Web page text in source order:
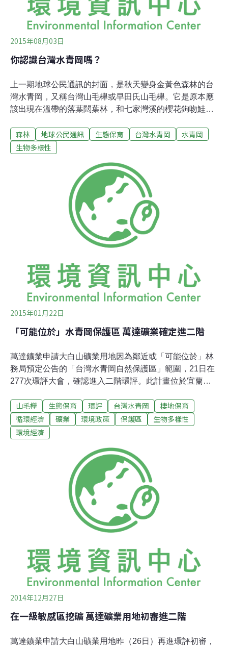
2015年08月03日
你認識台灣水青岡嗎？
上一期地球公民通訊的封面，是秋天變身金黃色森林的台
灣水青岡，又稱台灣山毛櫸或早田氏山毛櫸。它是原本應
該出現在溫帶的落葉闊葉林，和七家灣溪的櫻花鉤吻鮭一
氣溫逐漸暖化，台灣水青岡適合生存的地方越來越少，現
在只剩下東北部的幾個山頭還可以看見它美麗的身影。台
呢？我們先簡單回顧一下台灣島的地質歷史吧！大約在
650萬年前，在菲律賓海板塊與歐亞大陸板塊的推擠下形
成最大規模的造山運動，中央山脈露出海面，台灣島正式
現身；接著菲律賓海板塊向歐亞大陸板塊下方隱沒，台灣
島東北方產生一連串的火山噴發；而台灣島東南方的火山
島經過長途跋涉，大約在50萬年前併入了台灣島，也就是
今天我們的海岸山脈；屆此台灣島的成員大致到齊。在第
至五次的冰河期，每次都有幾十萬年的長度。冰河期
森林 地球公民通訊 生態保育 台灣水青岡
水青岡
生物多樣性
2015年01月22日
「可能位於」水青岡保護區 萬達礦業確定進二階
萬達鑛業申請大白山礦業用地因為鄰近或「可能位於」林
務局預定公告的「台灣水青岡自然保護區」範圍，21日在
277次環評大會，確認進入二階環評。此計畫位於宜蘭縣
地，是既有礦場的延續。但由於其在全國區域計畫列為第
1級環境敏感地區「森林區」、又鄰近或可能將位於行政
院農委會林務局預定公告「台灣水青岡自然保護區」範圍
中，而有衝擊保育類或珍貴稀有動植物的疑慮，宜蘭縣府
也表達了反對的意見。宜蘭縣府指出，該基地坡度相當
陡，若開採恐在極端氣候下釀災，且採礦無法避免就是會
影響當地生態。當地有台灣水青岡等12種保育類物種。地
球公民基金會研究員潘怡庭表示，台灣水青岡（Fagus
hayatae）又稱台灣山毛櫸，屬於植物演化上最古老的一
群，現在族群數量已少，大多分佈在山陵線處，且這個族
群是現有已知分布海拔最低的族群，具有研究保育價值，
山毛櫸 生態保育 環評 台灣水青岡
棲地保育
循環經濟
礦業 環境政策 保護區
生物多樣性
環境經濟
2014年12月27日
在一級敏感區挖礦 萬達礦業用地初審進二階
萬達鑛業申請大白山礦業用地昨（26日）再進環評初審，